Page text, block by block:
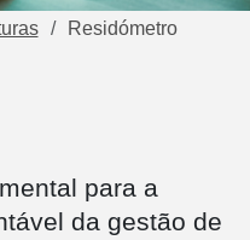
Residómetro
para a
da gestão de